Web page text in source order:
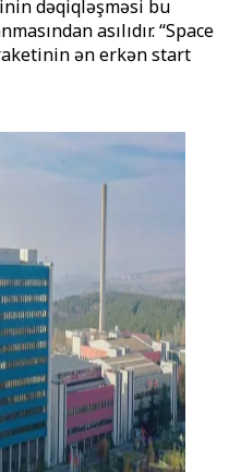
dəqiqləşməsi bu
asılıdır. “Space
raketinin ən erkən start